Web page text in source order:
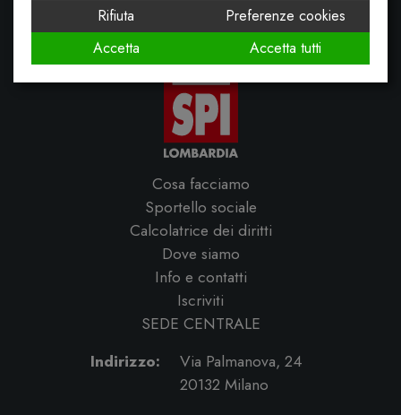
Cosa facciamo
Sportello sociale
Calcolatrice dei diritti
Dove siamo
Info e contatti
Iscriviti
SEDE CENTRALE
Indirizzo:
Via Palmanova, 24
20132 Milano
Rifiuta
Preferenze cookies
Accetta
Accetta tutti